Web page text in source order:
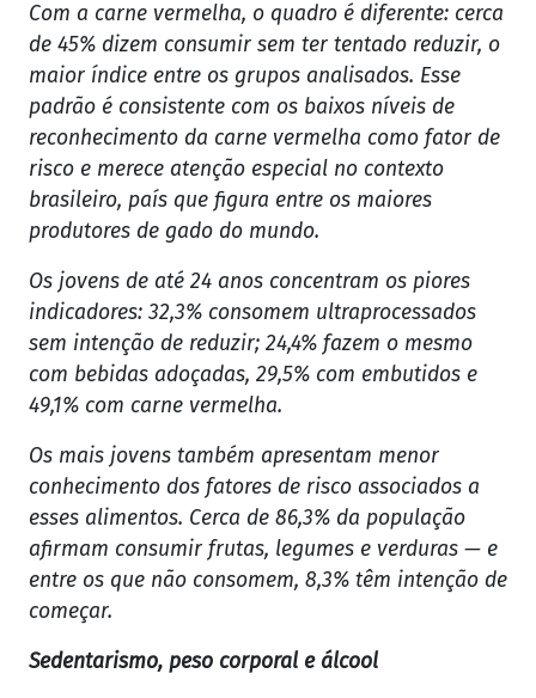
Com a carne vermelha, o quadro é diferente: cerca
de 45% dizem consumir sem ter tentado reduzir, o
maior índice entre os grupos analisados. Esse
padrão é consistente com os baixos níveis de
reconhecimento da carne vermelha como fator de
risco e merece atenção especial no contexto
brasileiro, país que figura entre os maiores
produtores de gado do mundo.
Os jovens de até 24 anos concentram os piores
indicadores: 32,3% consomem ultraprocessados
sem intenção de reduzir; 24,4% fazem o mesmo
com bebidas adoçadas, 29,5% com embutidos e
49,1% com carne vermelha.
Os mais jovens também apresentam menor
conhecimento dos fatores de risco associados a
esses alimentos. Cerca de 86,3% da população
afirmam consumir frutas, legumes e verduras — e
entre os que não consomem, 8,3% têm intenção de
começar.
Sedentarismo, peso corporal e álcool